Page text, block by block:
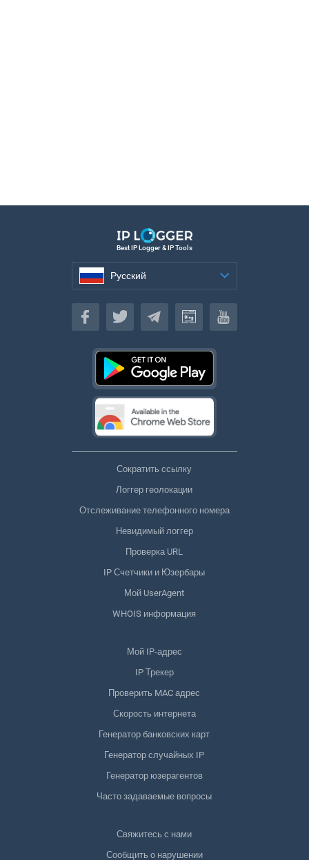
Best IP Logger & IP Tools
Русский
Русский
Сократить ссылку
Логгер геолокации
Отслеживание телефонного номера
Невидимый логгер
Проверка URL
IP Счетчики и Юзербары
Мой UserAgent
WHOIS информация
Мой IP-адрес
IP Трекер
Проверить MAC адрес
Скорость интернета
Генератор банковских карт
Генератор случайных IP
Генератор юзерагентов
Часто задаваемые вопросы
Свяжитесь с нами
Сообщить о нарушении